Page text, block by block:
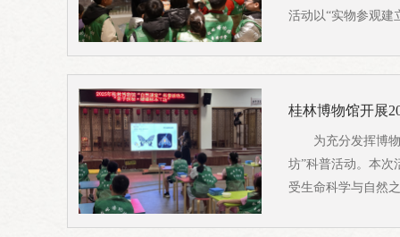
活动以“实物参观
桂林博物馆开展
为充分发挥博
坊”科普活动。本次
受生命科学与自然